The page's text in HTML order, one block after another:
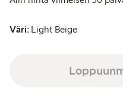
Väri: Light Beige